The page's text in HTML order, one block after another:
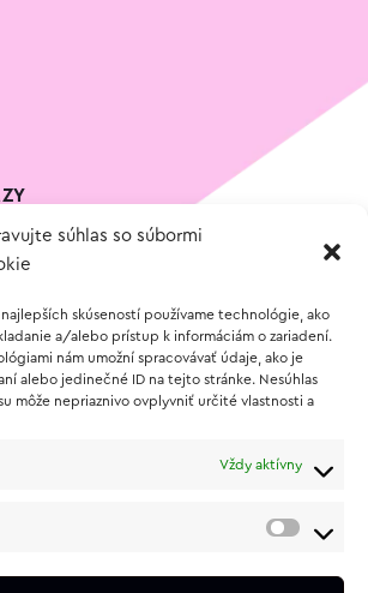
súhlas so súbormi
skúseností používame technológie, ako
a/alebo prístup k informáciám o zariadení.
nám umožní spracovávať údaje, ako je
alebo jedinečné ID na tejto stránke. Nesúhlas
môže nepriaznivo ovplyvniť určité vlastnosti a
Vždy aktívny
tovaru